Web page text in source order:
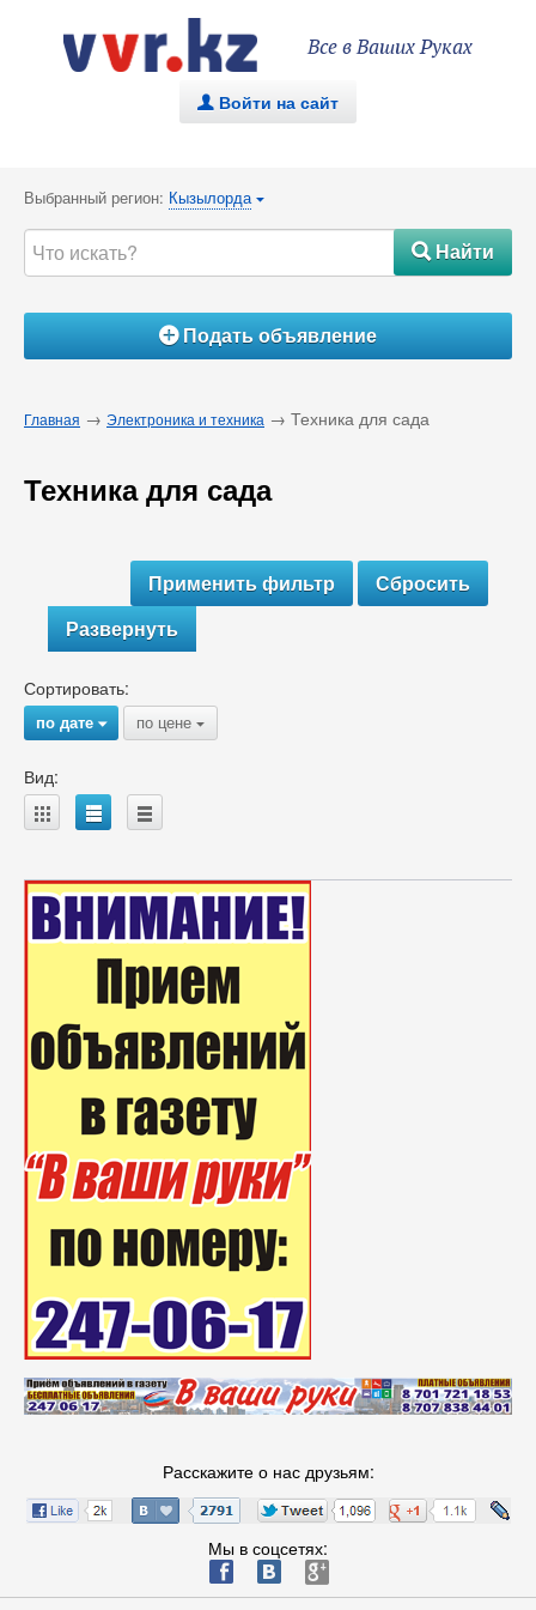
Все в Ваших Руках
. Войти на сайт
Выбранный регион: Кызылорда {
#Найти
ÁПодать объявление
Главная → Электроника и техника → Техника для сада
Техника для сада
Развернуть
Сортировать:
по дате{ по цене {
Вид:
A B C
Расскажите о нас друзьям:
Мы в соцсетях:
ä æ è